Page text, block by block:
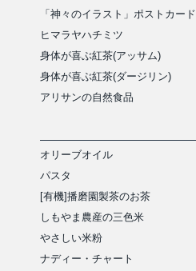
「神々のイラスト」ポストカード
ヒマラヤハチミツ
身体が喜ぶ紅茶(アッサム)
身体が喜ぶ紅茶(ダージリン)
アリサンの自然食品
オリーブオイル
パスタ
[有機]播磨園製茶のお茶
しもやま農産の三色米
やさしい米粉
ナディー・チャート